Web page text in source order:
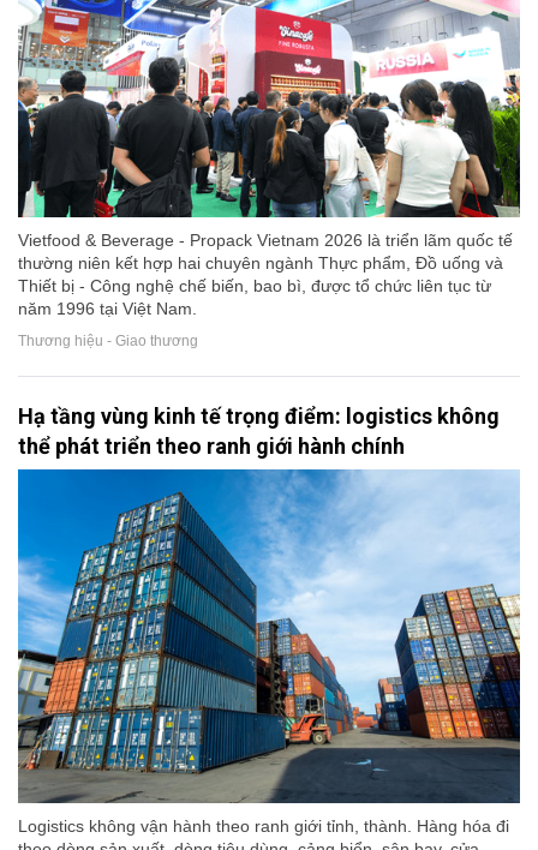
Vietfood & Beverage - Propack Vietnam 2026 là triển lãm quốc tế
thường niên kết hợp hai chuyên ngành Thực phẩm, Đồ uống và
Thiết bị - Công nghệ chế biến, bao bì, được tổ chức liên tục từ
năm 1996 tại Việt Nam.
Thương hiệu - Giao thương
Hạ tầng vùng kinh tế trọng điểm: logistics không
thể phát triển theo ranh giới hành chính
Logistics không vận hành theo ranh giới tỉnh, thành. Hàng hóa đi